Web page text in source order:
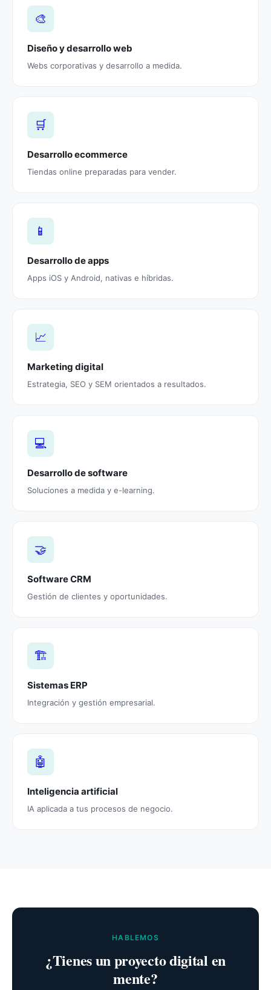
🎨
Diseño y desarrollo web
Webs corporativas y desarrollo a medida.
🛒
Desarrollo ecommerce
Tiendas online preparadas para vender.
📱
Desarrollo de apps
Apps iOS y Android, nativas e híbridas.
📈
Marketing digital
Estrategia, SEO y SEM orientados a resultados.
💻
Desarrollo de software
Soluciones a medida y e-learning.
🤝
Software CRM
Gestión de clientes y oportunidades.
🏗️
Sistemas ERP
Integración y gestión empresarial.
🤖
Inteligencia artificial
IA aplicada a tus procesos de negocio.
HABLEMOS
¿Tienes un proyecto digital en
mente?